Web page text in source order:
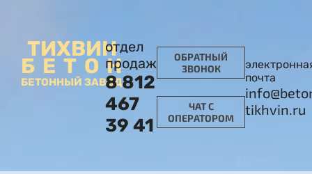
ТИХВИН
БЕТОН
БЕТОННЫЙ ЗАВОД
отдел
продаж
8 812
467
39 41
ОБРАТНЫЙ
ЗВОНОК
ЧАТ С
ОПЕРАТОРОМ
почта
tikhvin.ru